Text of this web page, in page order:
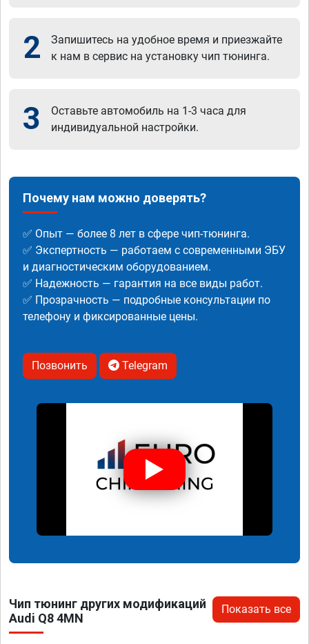
2
Запишитесь на удобное время и приезжайте
к нам в сервис на установку чип тюнинга.
3
Оставьте автомобиль на 1-3 часа для
индивидуальной настройки.
Почему нам можно доверять?
✅ Опыт — более 8 лет в сфере чип-тюнинга.
✅ Экспертность — работаем с современными ЭБУ
и диагностическим оборудованием.
✅ Надежность — гарантия на все виды работ.
✅ Прозрачность — подробные консультации по
телефону и фиксированные цены.
Позвонить Telegram
Чип тюнинг других модификаций
Audi Q8 4MN
Показать все